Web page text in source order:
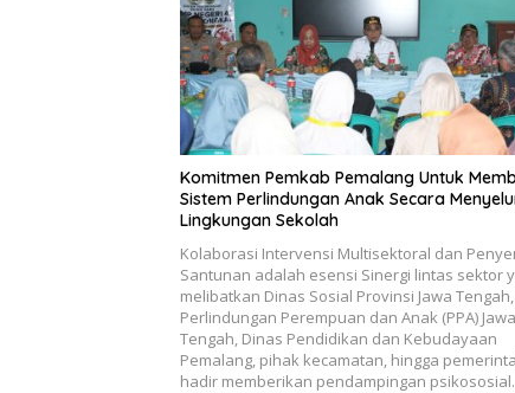
Komitmen Pemkab Pemalang Untuk
Sistem Perlindungan Anak Secara
Lingkungan Sekolah
Kolaborasi Intervensi Multisektoral dan
Santunan adalah esensi Sinergi lintas sektor
melibatkan Dinas Sosial Provinsi Jawa Tengah,
Perlindungan Perempuan dan Anak (PPA) Jawa
Tengah, Dinas Pendidikan dan Kebudayaan
Pemalang, pihak kecamatan, hingga
hadir memberikan pendampingan psikososial.